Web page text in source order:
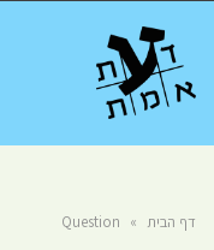
דף הבית »
Question